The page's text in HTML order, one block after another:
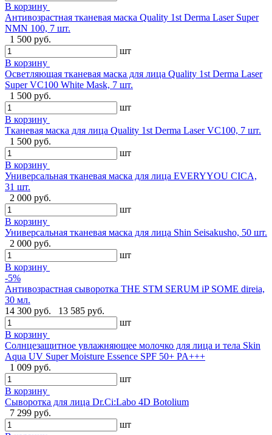
В корзину
Антивозрастная тканевая маска Quality 1st Derma Laser Super
NMN 100, 7 шт.
1 500 руб.
шт
В корзину
Осветляющая тканевая маска для лица Quality 1st Derma Laser
Super VC100 White Mask, 7 шт.
1 500 руб.
шт
В корзину
Тканевая маска для лица Quality 1st Derma Laser VC100, 7 шт.
1 500 руб.
шт
В корзину
Универсальная тканевая маска для лица EVERYYOU CICA,
31 шт.
2 000 руб.
шт
В корзину
Универсальная тканевая маска для лица Shin Seisakusho, 50 шт.
2 000 руб.
шт
В корзину
-5%
Антивозрастная сыворотка THE STM SERUM iP SOME direia,
30 мл.
14 300 руб.
13 585 руб.
шт
В корзину
Солнцезащитное увлажняющее молочко для лица и тела Skin
Aqua UV Super Moisture Essence SPF 50+ PA+++
1 009 руб.
шт
В корзину
Сыворотка для лица Dr.Ci:Labo 4D Botolium
7 299 руб.
шт